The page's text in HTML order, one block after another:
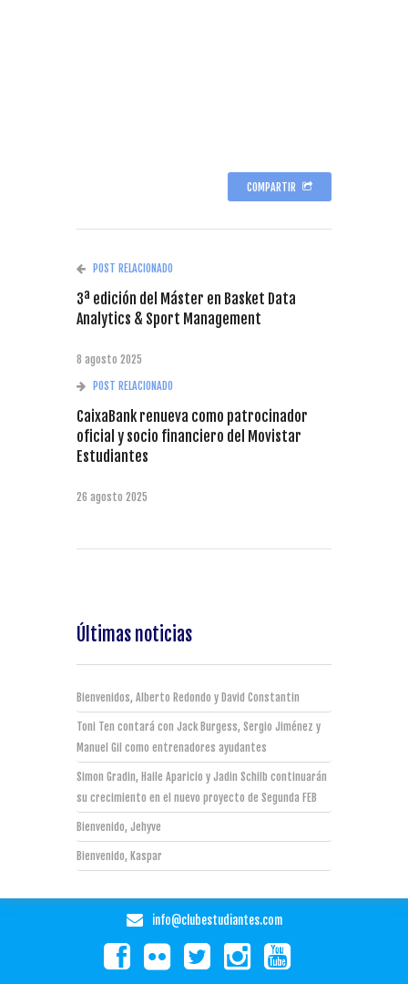
COMPARTIR
POST RELACIONADO
3ª edición del Máster en Basket Data
Analytics & Sport Management
8 agosto 2025
POST RELACIONADO
CaixaBank renueva como patrocinador
oficial y socio financiero del Movistar
Estudiantes
26 agosto 2025
Últimas noticias
Bienvenidos, Alberto Redondo y David Constantin
Toni Ten contará con Jack Burgess, Sergio Jiménez y
Manuel Gil como entrenadores ayudantes
Simon Gradin, Haile Aparicio y Jadin Schilb continuarán
su crecimiento en el nuevo proyecto de Segunda FEB
Bienvenido, Jehyve
Bienvenido, Kaspar
info@clubestudiantes.com